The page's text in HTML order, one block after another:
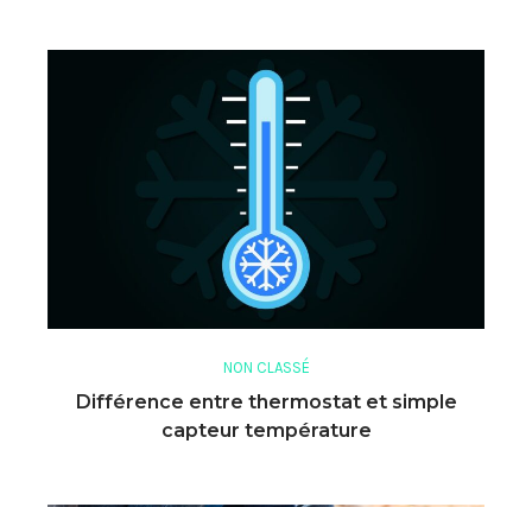
NON CLASSÉ
Différence entre thermostat et simple
capteur température